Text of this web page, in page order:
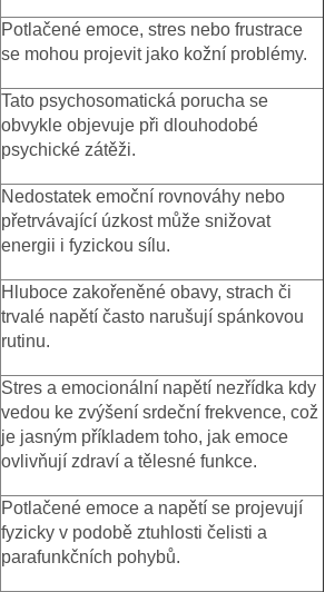
Potlačené emoce, stres nebo frustrace
se mohou projevit jako kožní problémy.
Tato psychosomatická porucha se
obvykle objevuje při dlouhodobé
psychické zátěži.
Nedostatek emoční rovnováhy nebo
přetrvávající úzkost může snižovat
energii i fyzickou sílu.
Hluboce zakořeněné obavy, strach či
trvalé napětí často narušují spánkovou
rutinu.
Stres a emocionální napětí nezřídka kdy
vedou ke zvýšení srdeční frekvence, což
je jasným příkladem toho, jak emoce
ovlivňují zdraví a tělesné funkce.
Potlačené emoce a napětí se projevují
fyzicky v podobě ztuhlosti čelisti a
parafunkčních pohybů.